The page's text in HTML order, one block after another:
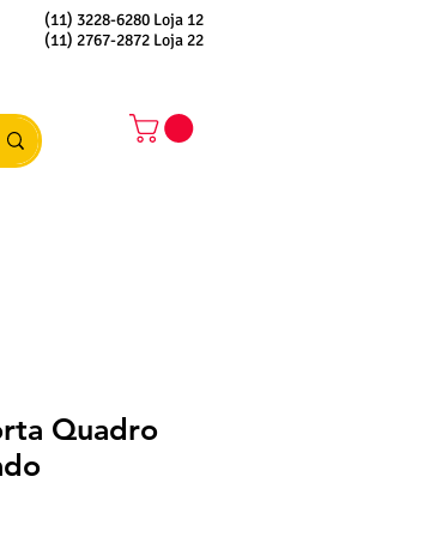
(11) 3228-6280 Loja 12
(11) 2767-2872 Loja 22
Quadro